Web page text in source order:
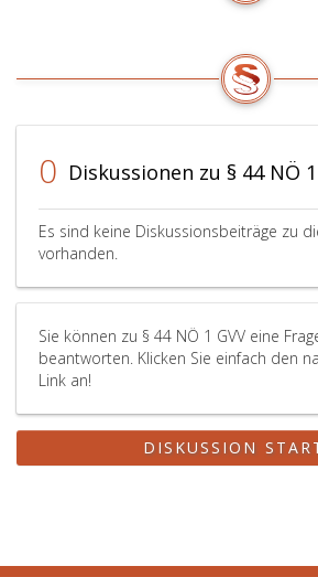
0 Diskussionen zu § 44 NÖ
Es sind keine Diskussionsbeiträge zu
vorhanden.
Sie können zu § 44 NÖ 1 GVV eine
beantworten. Klicken Sie einfach den
Link an!
DISKUSSION